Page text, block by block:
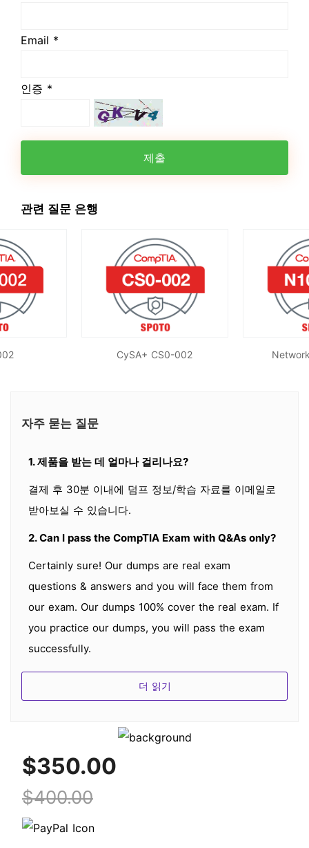
Email *
인증 *
제출
관련 질문 은행
CySA+ CS0-002
자주 묻는 질문
1. 제품을 받는 데 얼마나 걸리나요?
결제 후 30분 이내에 덤프 정보/학습 자료를 이메일로
받아보실 수 있습니다.
2. Can I pass the CompTIA Exam with Q&As only?
Certainly sure! Our dumps are real exam
questions & answers and you will face them from
our exam. Our dumps 100% cover the real exam. If
you practice our dumps, you will pass the exam
successfully.
3. 내 제품이 최신 제품인지 어떻게 알 수 있나요?
모든 제품은 완전히 업데이트되며 덤프는 원격 서버에
서 최신 버전으로 제공됩니다. 덤프에 대한 업데이트가
있으면 이메일로 알려드리며, 덤프 연습을 할 때 서버
가 따뜻하게 해드립니다.
4. 제품은 얼마나 자주 업데이트되나요?
모든 제품은 제품 관리자가 매주 검토합니다. 인증 공
더 읽기
$350.00
$400.00